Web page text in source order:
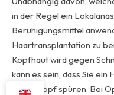
in der Regel ein
Beruhigungsmittel
Haartransplantation zu
Kopfhaut wird gegen
kann es sein, dass Sie
Ihrem Kopf spüren. Bei